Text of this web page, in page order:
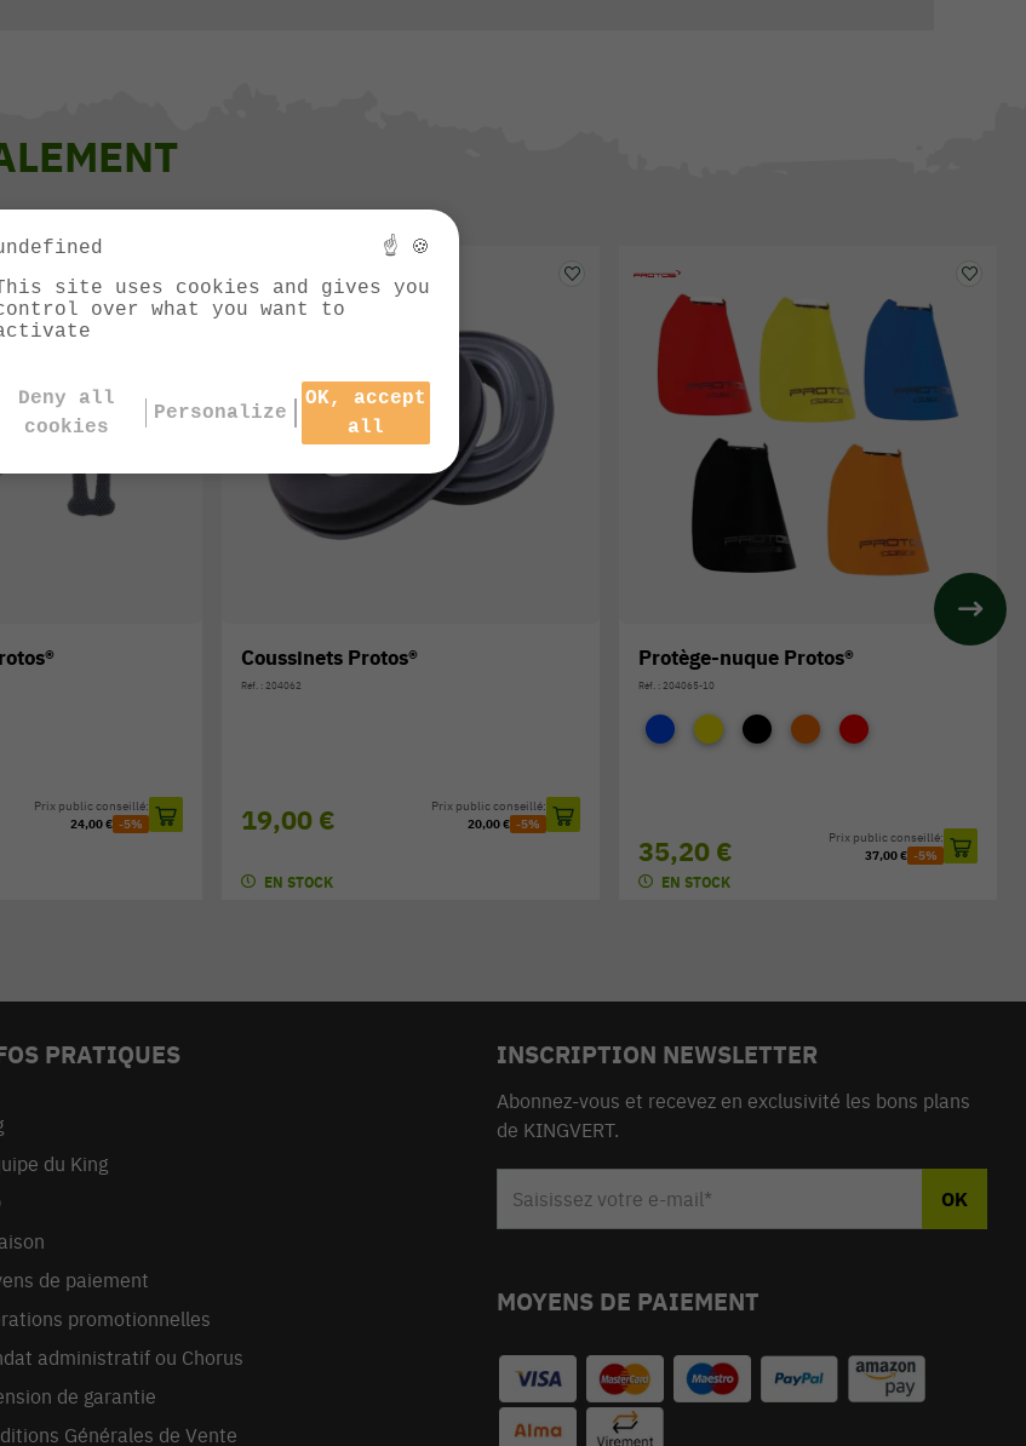
Prix public conseillé:
24,00 € -5%
Coussinets Protos®
Réf. : 204062
19,00 €
Prix public conseillé:
20,00 € -5%
EN STOCK
Protège-nuque Protos®
Réf. : 204065-10
35,20 €
Prix public conseillé:
37,00 € -5%
EN STOCK
PRATIQUES
du King
de paiement
promotionnelles
administratif ou Chorus
de garantie
Générales de Vente
INSCRIPTION NEWSLETTER
Abonnez-vous et recevez en exclusivité les bons plans
de KINGVERT.
MOYENS DE PAIEMENT
☝ 🍪
site uses cookies and gives you
over what you want to
Deny all
cookies
Personalize
OK, accept
all